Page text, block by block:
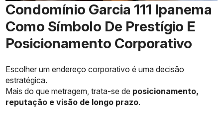
Condomínio Garcia 111 Ipanema
Como Símbolo De Prestígio E
Posicionamento Corporativo
Escolher um endereço corporativo é uma decisão
estratégica.
Mais do que metragem, trata-se de posicionamento,
reputação e visão de longo prazo.